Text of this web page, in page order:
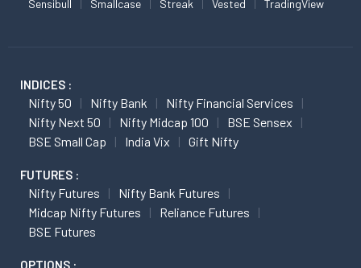
Sensibull Smallcase Streak Vested TradingView
INDICES :
Nifty 50 Nifty Bank
Nifty Financial Services
Nifty Next 50
Nifty Midcap 100
BSE Sensex
BSE Small Cap
India Vix Gift Nifty
FUTURES :
Nifty Futures
Nifty Bank Futures
Midcap Nifty Futures
Reliance Futures
BSE Futures
OPTIONS :